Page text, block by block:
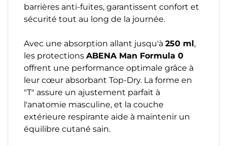
barrières anti-fuites, garantissent confort et
sécurité tout au long de la journée.
Avec une absorption allant jusqu'à 250 ml,
les protections ABENA Man Formula 0
offrent une performance optimale grâce à
leur cœur absorbant Top-Dry. La forme en
"T" assure un ajustement parfait à
l'anatomie masculine, et la couche
extérieure respirante aide à maintenir un
équilibre cutané sain.